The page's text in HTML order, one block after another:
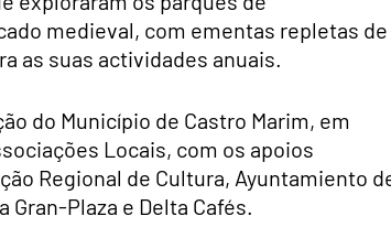
medieval, com ementas repletas de
as suas actividades anuais.
do Município de Castro Marim, em
Locais, com os apoios
Regional de Cultura, Ayuntamiento
Plaza e Delta Cafés.